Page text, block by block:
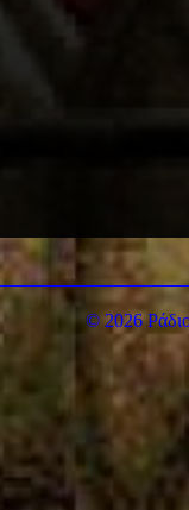
© 2026